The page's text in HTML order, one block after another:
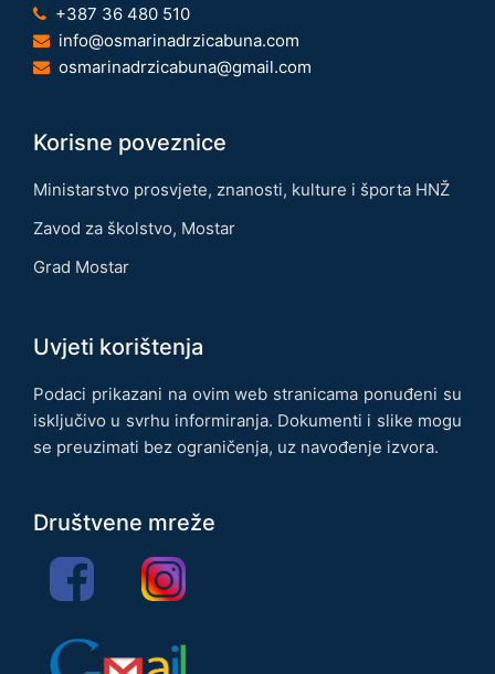
+387 36 480 510
info@osmarinadrzicabuna.com
osmarinadrzicabuna@gmail.com
Korisne poveznice
Ministarstvo prosvjete, znanosti, kulture i športa HNŽ
Zavod za školstvo, Mostar
Grad Mostar
Uvjeti korištenja
Podaci prikazani na ovim web stranicama ponuđeni su
isključivo u svrhu informiranja. Dokumenti i slike mogu
se preuzimati bez ograničenja, uz navođenje izvora.
Društvene mreže